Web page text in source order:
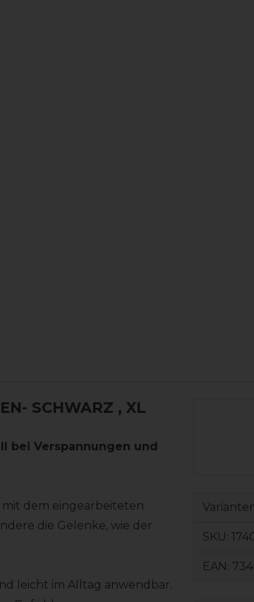
SCHWARZ , XL
bei Verspannungen und
dem eingearbeiteten
die Gelenke, wie der
leicht im Alltag anwendbar.
SKU:
EAN: